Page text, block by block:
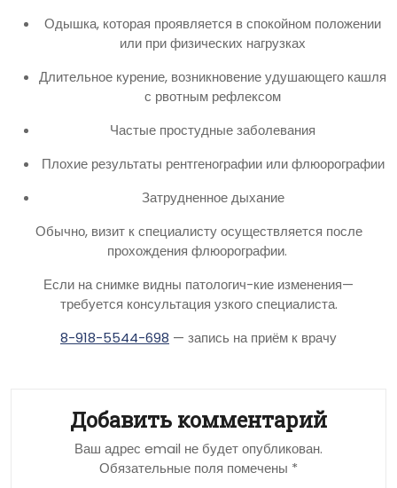
Одышка, которая проявляется в спокойном положении
или при физических нагрузках
Длительное курение, возникновение удушающего кашля
с рвотным рефлексом
Частые простудные заболевания
Плохие результаты рентгенографии или флюорографии
Затрудненное дыхание
Обычно, визит к специалисту осуществляется после
прохождения флюорографии.
Если на снимке видны патологич-кие изменения—
требуется консультация узкого специалиста.
8-918-5544-698 — запись на приём к врачу
Добавить комментарий
Ваш адрес email не будет опубликован.
Обязательные поля помечены *